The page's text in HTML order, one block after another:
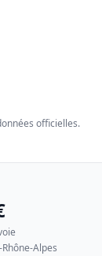
officielles.
Alpes